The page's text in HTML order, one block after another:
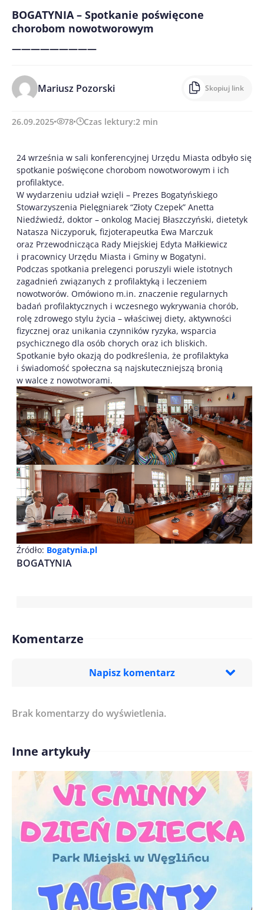
BOGATYNIA – Spotkanie poświęcone
chorobom nowotworowym
—————————
Mariusz Pozorski Skopiuj link
26.09.2025 78 Czas lektury:2 min
24 września w sali konferencyjnej Urzędu Miasta odbyło się
spotkanie poświęcone chorobom nowotworowym i ich
profilaktyce.
W wydarzeniu udział wzięli – Prezes Bogatyńskiego
Stowarzyszenia Pielęgniarek “Złoty Czepek” Anetta
Niedźwiedź, doktor – onkolog Maciej Błaszczyński, dietetyk
Natasza Niczyporuk, fizjoterapeutka Ewa Marczuk
oraz Przewodnicząca Rady Miejskiej Edyta Małkiewicz
i pracownicy Urzędu Miasta i Gminy w Bogatyni.
Podczas spotkania prelegenci poruszyli wiele istotnych
zagadnień związanych z profilaktyką i leczeniem
nowotworów. Omówiono m.in. znaczenie regularnych
badań profilaktycznych i wczesnego wykrywania chorób,
rolę zdrowego stylu życia – właściwej diety, aktywności
fizycznej oraz unikania czynników ryzyka, wsparcia
psychicznego dla osób chorych oraz ich bliskich.
Spotkanie było okazją do podkreślenia, że profilaktyka
i świadomość społeczna są najskuteczniejszą bronią
w walce z nowotworami.
Źródło: Bogatynia.pl
BOGATYNIA
Komentarze
Napisz komentarz
Treść komentarza*
Imię/ Nick*
Zapamiętaj moje dane w tej przeglądarce podczas
pisania kolejnych komentarzy.
Brak komentarzy do wyświetlenia.
Inne artykuły